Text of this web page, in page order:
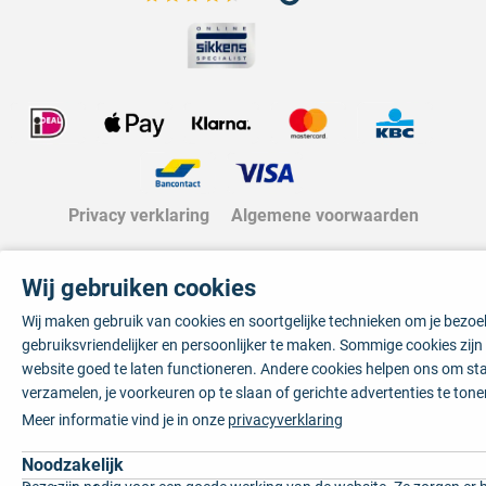
Bekijk de verfplaza beoordelingen
Privacy verklaring Algemene voorwaarden
Wij gebruiken cookies
Wij maken gebruik van cookies en soortgelijke technieken om je
gebruiksvriendelijker en persoonlijker te maken. Sommige cookies
website goed te laten functioneren. Andere cookies helpen ons om
verzamelen, je voorkeuren op te slaan of gerichte advertenties te
Meer informatie vind je in onze privacyverklaring
Noodzakelijk